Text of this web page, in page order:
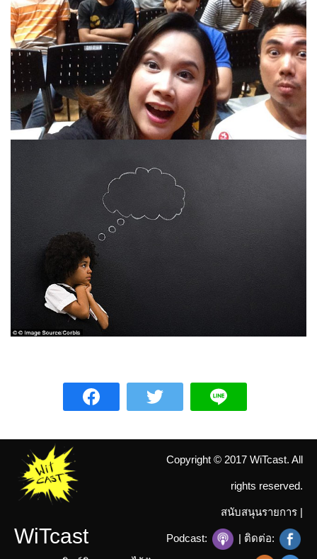
WiTcast
Copyright © 2017 WiTcast. All
rights reserved.
สนับสนุนรายการ |
Podcast: | ติดต่อ: